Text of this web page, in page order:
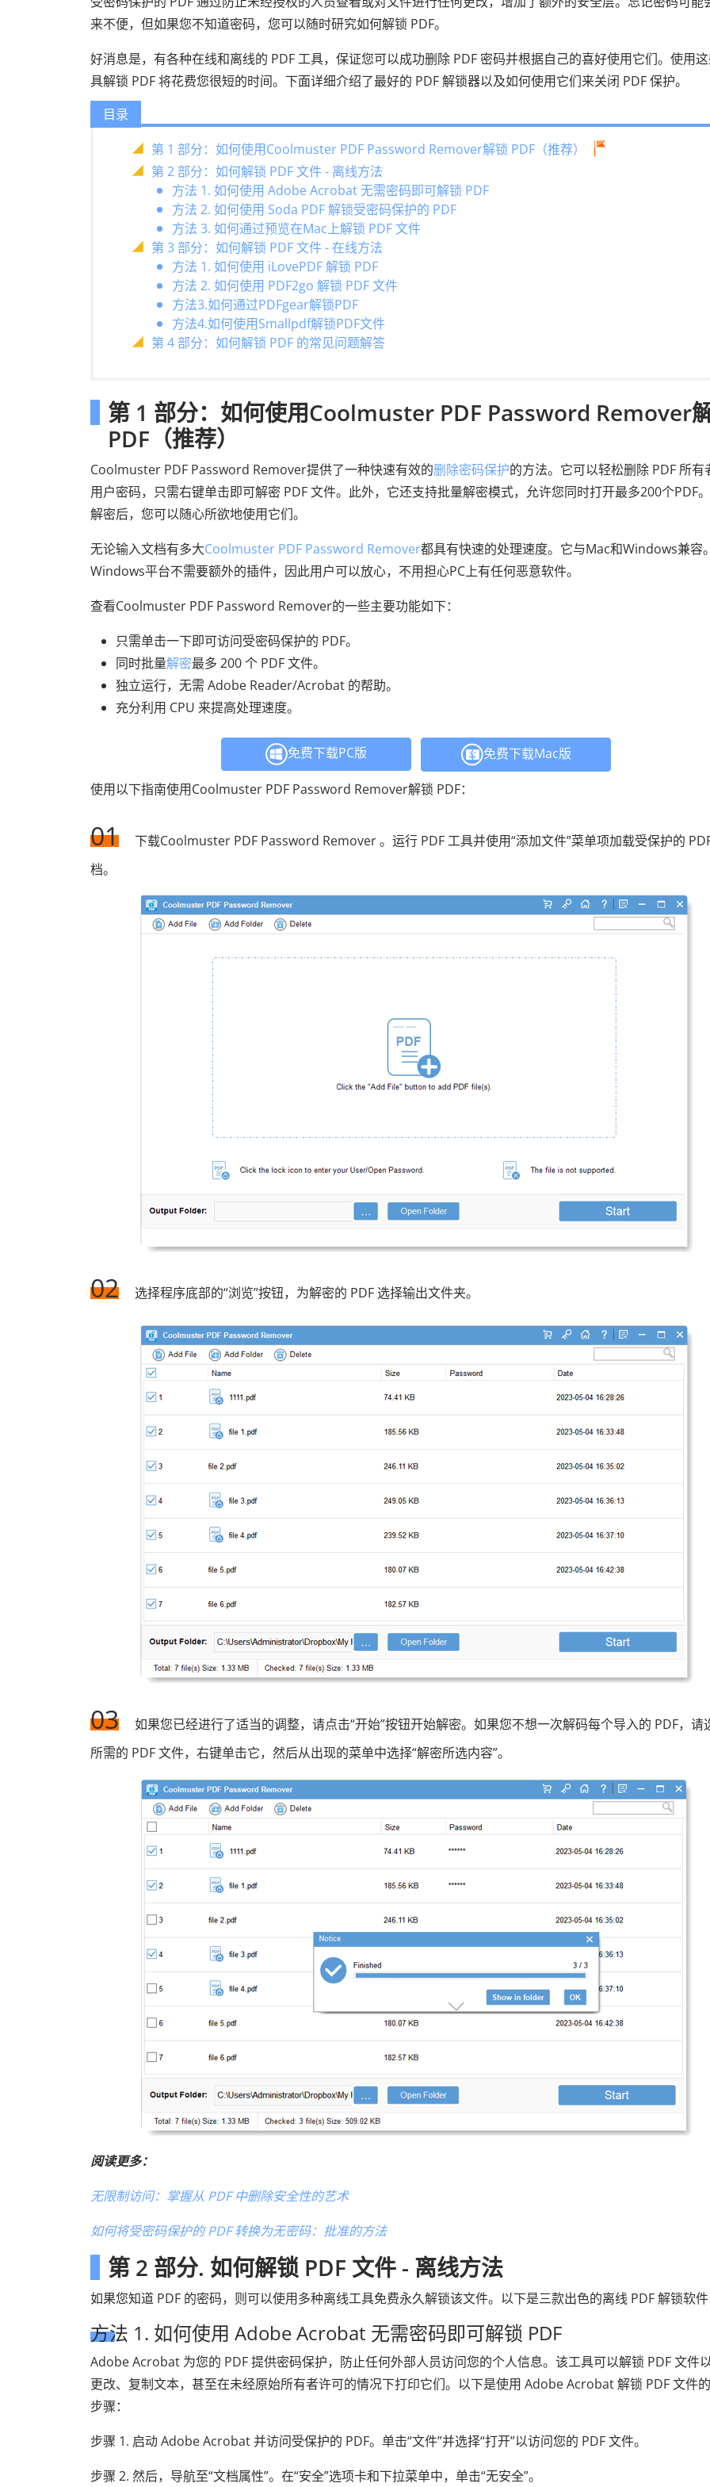
来不便，但如果您不知道密码，您可以随时研究如何解锁 PDF。
好消息是，有各种在线和离线的 PDF 工具，保证您可以成功删除 PDF 密码并根据自己的喜好使用它们。使用
具解锁 PDF 将花费您很短的时间。下面详细介绍了最好的 PDF 解锁器以及如何使用它们来关闭 PDF 保护。
目录
第 1 部分：如何使用Coolmuster PDF Password Remover解锁 PDF（推荐）
第 2 部分：如何解锁 PDF 文件 - 离线方法
方法 1. 如何使用 Adob​​e Acrobat 无需密码即可解锁 PDF
方法 2. 如何使用 Soda PDF 解锁受密码保护的 PDF
方法 3. 如何通过预览在Mac上解锁 PDF 文件
第 3 部分：如何解锁 PDF 文件 - 在线方法
方法 1. 如何使用 iLovePDF 解锁 PDF
方法 2. 如何使用 PDF2go 解锁 PDF 文件
方法3.如何通过PDFgear解锁PDF
方法4.如何使用Smallpdf解锁PDF文件
第 4 部分：如何解锁 PDF 的常见问题解答
第 1 部分：如何使用Coolmuster PDF Password Remover
PDF（推荐）
Coolmuster PDF Password Remover提供了一种快速有效的删除密码保护的方法。它可以轻松删除 PDF 所有
用户密码，只需右键单击即可解密 PDF 文件。此外，它还支持批量解密模式，允许您同时打开最多200个PDF
解密后，您可以随心所欲地使用它们。
无论输入文档有多大Coolmuster PDF Password Remover都具有快速的处理速度。它与Mac和Windows兼容
Windows平台不需要额外的插件，因此用户可以放心，不用担心PC上有任何恶意软件。
查看Coolmuster PDF Password Remover的一些主要功能如下：
只需单击一下即可访问受密码保护的 PDF。
同时批量解密最多 200 个 PDF 文件。
独立运行，无需 Adob​​e Reader/Acrobat 的帮助。
充分利用 CPU 来提高处理速度。
免费下载PC版 免费下载Mac版
使用以下指南使用Coolmuster PDF Password Remover解锁 PDF：
01
下载Coolmuster PDF Password Remover 。运行 PDF 工具并使用“添加文件”菜单项加载受保护的
档。
02 选择程序底部的“浏览”按钮，为解密的 PDF 选择输出文件夹。
03
如果您已经进行了适当的调整，请点击“开始”按钮开始解密。如果您不想一次解码每个导入的 PDF，请
所需的 PDF 文件，右键单击它，然后从出现的菜单中选择“解密所选内容”。
阅读更多：
无限制访问：掌握从 PDF 中删除安全性的艺术
如何将受密码保护的 PDF 转换为无密码：批准的方法
第 2 部分. 如何解锁 PDF 文件 - 离线方法
如果您知道 PDF 的密码，则可以使用多种离线工具免费永久解锁该文件。以下是三款出色的离线 PDF 解锁软
方法 1. 如何使用 Adob​​e Acrobat 无需密码即可解锁 PDF
Adobe Acrobat 为您的 PDF 提供密码保护，防止任何外部人员访问您的个人信息。该工具可以解锁 PDF 文件
更改、复制文本，甚至在未经原始所有者许可的情况下打印它们。以下是使用 Adob​​e Acrobat 解锁 PDF 文件
步骤：
步骤 1. 启动 Adob​​e Acrobat 并访问受保护的 PDF。单击“文件”并选择“打开”以访问您的 PDF 文件。
步骤 2. 然后，导航至“文档属性”。在“安全”选项卡和下拉菜单中，单击“无安全”。